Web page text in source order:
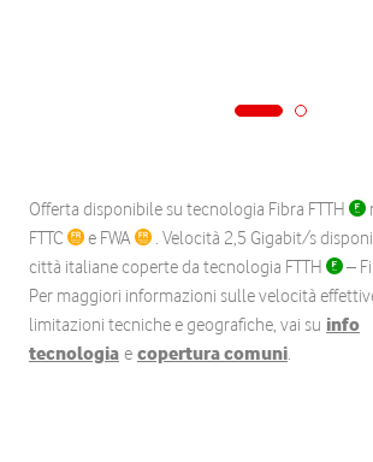
Offerta disponibile su tecnologia Fibra FTTH
FTTC
e FWA
. Velocità 2,5 Gigabit/s
città italiane coperte da tecnologia FTTH
–
Per maggiori informazioni sulle velocità
limitazioni tecniche e geografiche, vai su info
tecnologia e copertura comuni.